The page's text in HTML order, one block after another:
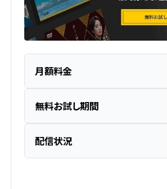
月額料金
無料お試し期間
配信状況